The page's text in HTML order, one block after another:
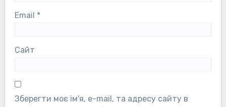
Email *
Сайт
Зберегти моє ім'я, e-mail, та адресу сайту в